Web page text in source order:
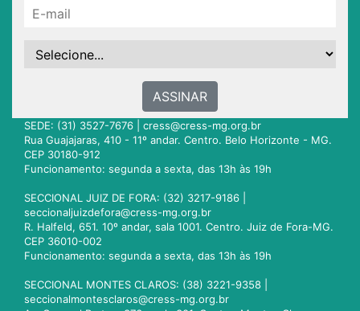
ASSINAR
SEDE: (31) 3527-7676 | cress@cress-mg.org.br
Rua Guajajaras, 410 - 11º andar. Centro. Belo Horizonte - MG.
CEP 30180-912
Funcionamento: segunda a sexta, das 13h às 19h
SECCIONAL JUIZ DE FORA: (32) 3217-9186 |
seccionaljuizdefora@cress-mg.org.br
R. Halfeld, 651. 10º andar, sala 1001. Centro. Juiz de Fora-MG.
CEP 36010-002
Funcionamento: segunda a sexta, das 13h às 19h
SECCIONAL MONTES CLAROS: (38) 3221-9358 |
seccionalmontesclaros@cress-mg.org.br